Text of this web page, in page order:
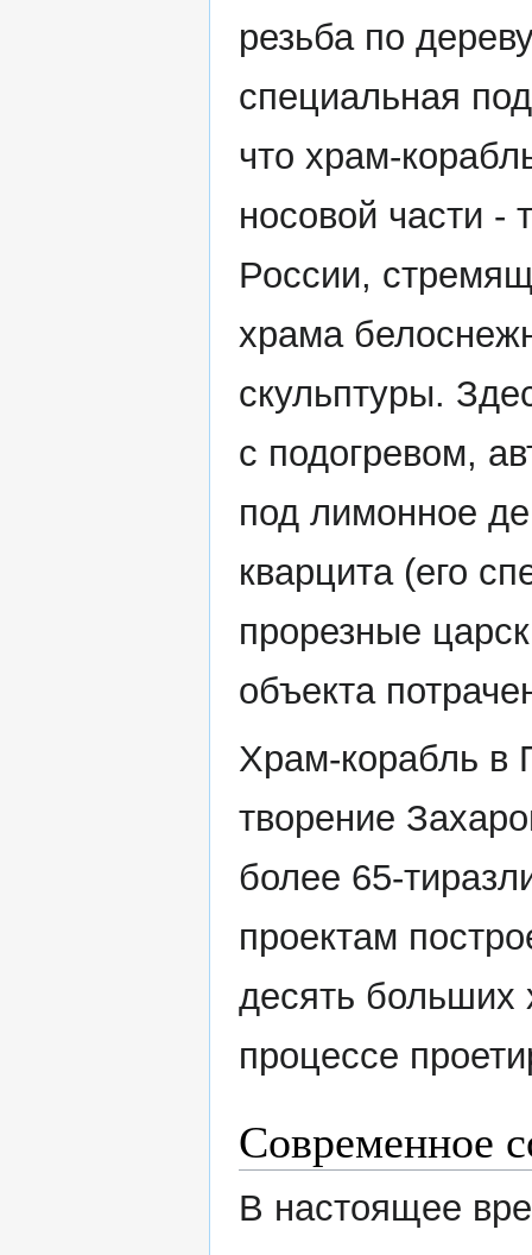
резьба по
специальная
что храм-
носовой части -
России,
храма
скульптуры.
с подогревом,
под лимонное
кварцита (его
прорезные
объекта
Храм-корабль в
творение
более 65-
проектам
десять больших
процессе
Современное
В настоящее